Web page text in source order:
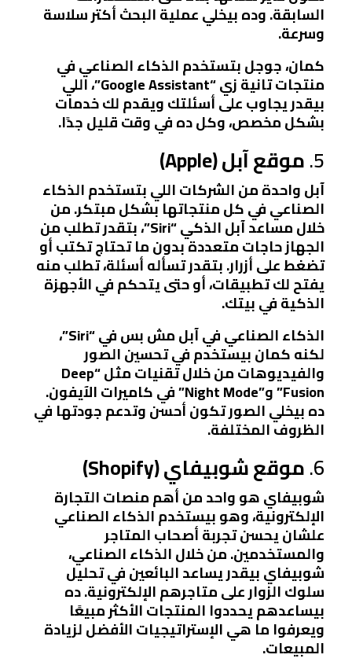
السابقة. وده بيخلي عملية البحث أكتر سلاسة
وسرعة.
كمان، جوجل بتستخدم الذكاء الصناعي في
منتجات تانية زي “Google Assistant”، اللي
بيقدر يجاوب على أسئلتك ويقدم لك خدمات
بشكل مخصص، وكل ده في وقت قليل جدًا.
5. موقع آبل (Apple)
آبل واحدة من الشركات اللي بتستخدم الذكاء
الصناعي في كل منتجاتها بشكل مبتكر. من
خلال مساعد آبل الذكي “Siri”، بتقدر تطلب من
الجهاز حاجات متعددة بدون ما تحتاج تكتب أو
تضغط على أزرار. بتقدر تسأله أسئلة، تطلب منه
يفتح لك تطبيقات، أو حتى يتحكم في الأجهزة
الذكية في بيتك.
الذكاء الصناعي في آبل مش بس في “Siri”،
لكنه كمان بيستخدم في تحسين الصور
والفيديوهات من خلال تقنيات مثل “Deep
Fusion” و”Night Mode” في كاميرات الآيفون.
ده بيخلي الصور تكون أحسن وتدعم جودتها في
الظروف المختلفة.
6. موقع شوبيفاي (Shopify)
شوبيفاي هو واحد من أهم منصات التجارة
الإلكترونية، وهو بيستخدم الذكاء الصناعي
علشان يحسن تجربة أصحاب المتاجر
والمستخدمين. من خلال الذكاء الصناعي،
شوبيفاي بيقدر يساعد البائعين في تحليل
سلوك الزوار على متاجرهم الإلكترونية. ده
بيساعدهم يحددوا المنتجات الأكثر مبيعًا
ويعرفوا ما هي الإستراتيجيات الأفضل لزيادة
المبيعات.